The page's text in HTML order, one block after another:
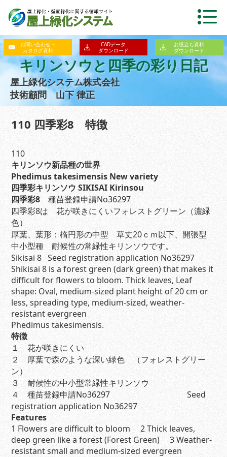
お問い合わせ・
カタログ資料
CADデータ
ダウンロード
お役立ち資料
ダウンロード
キリンソウと四季の彩り日記
屋上緑化システム株式会社
技術顧問 山下 律正
110 四季彩8 特徴
110
キリンソウ新品種の世界
Phedimus takesimensis New variety
四季彩キリンソウ SIKISAI Kirinsou
四季彩8種苗登録申請No36297
四季彩8は 花が咲きにくいフォレストグリーン（濃緑
色）
厚葉、葉形：楕円形の中型 草丈20ｃｍ以下、開張型
中小型種 耐候性の常緑性キリンソウです。
Sikisai 8 Seed registration application No36297
Shikisai 8 is a forest green (dark green) that makes it
difficult for flowers to bloom. Thick leaves, Leaf
shape: Oval, medium-sized plant height of 20 cm or
less, spreading type, medium-sized, weather-
resistant evergreen
Phedimus takesimensis.
特徴
１ 花が咲きにくい
２ 厚葉で森のような深い緑色 （フォレストグリー
ン）
３ 耐候性の中小型常緑性キリンソウ
４ 種苗登録申請No36297 Seed
registration application No36297
Features
1 Flowers are difficult to bloom 2 Thick leaves,
deep green like a forest (Forest Green) 3 Weather-
resistant small and medium-sized evergreen